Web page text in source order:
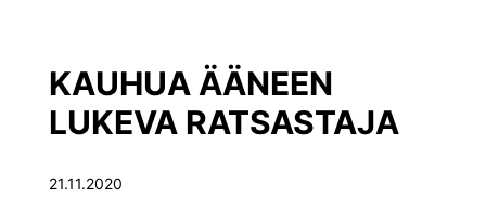
VAIN
YKSI”
KAUHUA ÄÄNEEN
LUKEVA RATSASTAJA
21.11.2020